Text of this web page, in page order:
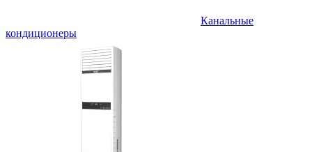
Канальные
кондиционеры